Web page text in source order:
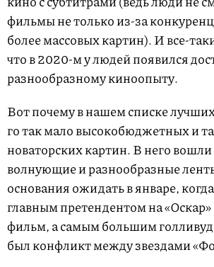
фильмы не только из-за
более массовых картин). И все-
что в 2020-м у людей появился
разнообразному киноопыту.
Вот почему в нашем списке
го так мало высокобюджетных и
новаторских картин. В него вошли
волнующие и разнообразные
основания ожидать в январе, когда
главным претендентом на
фильм, а самым большим
был конфликт между звездами